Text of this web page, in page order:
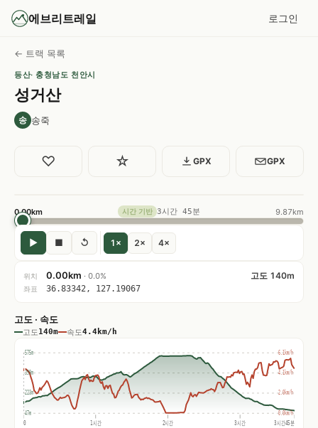
에브리트레일 로그인
← 트랙 목록
등산· 충청남도 천안시
성거산
송 송죽
♡ ☆ GPX GPX
0.00km 시간 기반 3시간 45분 9.87km
▶ ■ ↺ 1× 2× 4×
위치 0.00km · 0.0% 고도 140m
좌표 36.83342, 127.19067
고도 · 속도
고도140m 속도4.4km/h
0 1시간 2시간 3시간 3시간45분
575m
399m
223m
47m
6.1km/h
4.1km/h
2.0km/h
0.0km/h